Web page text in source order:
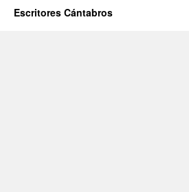
Escritores Cántabros